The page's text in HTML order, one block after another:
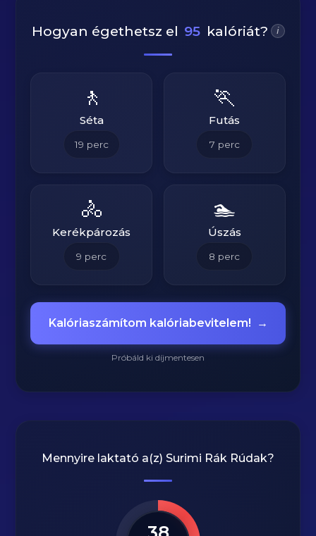
Hogyan égethetsz el 95 kalóriát? i
🚶
Séta
19 perc
🏃
Futás
7 perc
🚴
Kerékpározás
9 perc
🏊
Úszás
8 perc
Kalóriaszámítom kalóriabevitelem! →
Próbáld ki díjmentesen
Mennyire laktató a(z) Surimi Rák Rúdak?